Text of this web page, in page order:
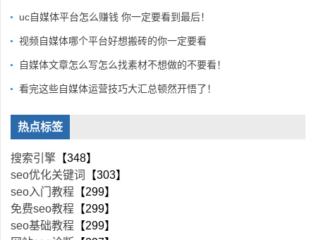
uc自媒体平台怎么赚钱 你一定要看到最后！
视频自媒体哪个平台好想搬砖的你一定要看
自媒体文章怎么写怎么找素材不想做的不要看！
看完这些自媒体运营技巧大汇总顿然开悟了！
热点标签
搜索引擎 【348】
seo优化关键词
【303】
seo入门教程 【299】
免费seo教程 【299】
seo基础教程 【299】